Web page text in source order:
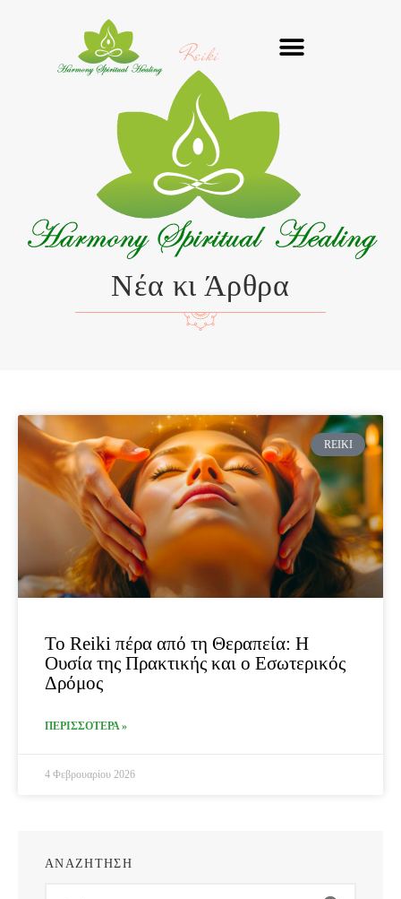
Reiki
Νέα κι Άρθρα
REIKI
Το Reiki πέρα από τη Θεραπεία: Η
Ουσία της Πρακτικής και ο Εσωτερικός
Δρόμος
ΠΕΡΙΣΣΟΤΕΡΑ »
4 Φεβρουαρίου 2026
ΑΝΑΖΗΤΗΣΗ